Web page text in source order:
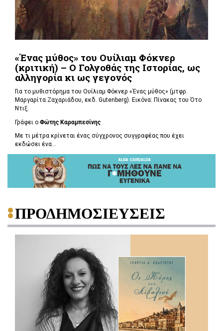
«Ένας μύθος» του Ουίλιαμ Φόκνερ
(κριτική) – Ο Γολγοθάς της Ιστορίας, ως
αλληγορία κι ως γεγονός
Για το μυθιστόρημα του Ουίλιαμ Φόκνερ «Ένας μύθος» (μτφρ.
Μαργαρίτα Ζαχαριάδου, εκδ. Gutenberg). Εικόνα: Πίνακας του Ότο
Ντιξ.
Γράφει ο Φώτης Καραμπεσίνης
Με τι μέτρα κρίνεται ένας σύγχρονος συγγραφέας που έχει
εκδώσει ένα...
ΠΡΟΔΗΜΟΣΙΕΥΣΕΙΣ